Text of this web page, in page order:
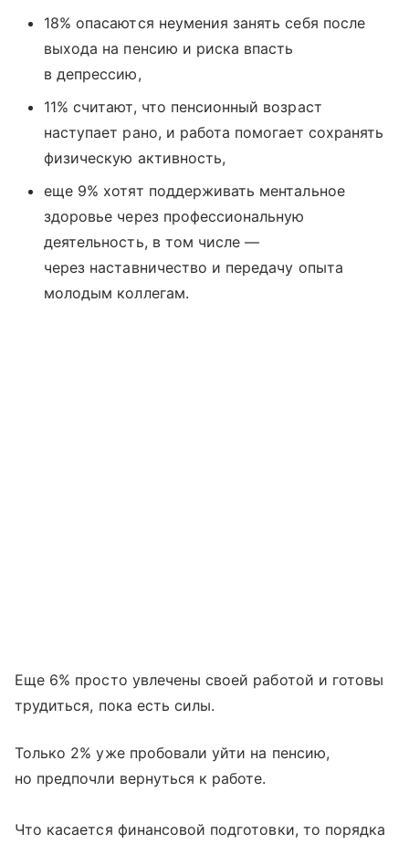
18% опасаются неумения занять себя после
выхода на пенсию и риска впасть
в депрессию,
11% считают, что пенсионный возраст
наступает рано, и работа помогает сохранять
физическую активность,
еще 9% хотят поддерживать ментальное
здоровье через профессиональную
деятельность, в том числе —
через наставничество и передачу опыта
молодым коллегам.
Еще 6% просто увлечены своей работой и готовы
трудиться, пока есть силы.
Только 2% уже пробовали уйти на пенсию,
но предпочли вернуться к работе.
Что касается финансовой подготовки, то порядка